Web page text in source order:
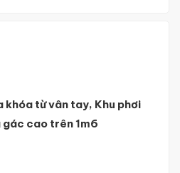
khóa từ vân tay, Khu phơi
gác cao trên 1m6